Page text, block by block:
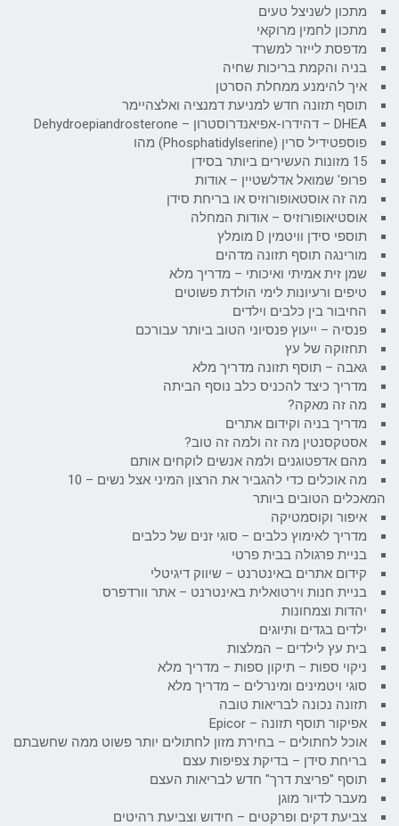
מתכון לשניצל טעים
מתכון לחמין מרוקאי
מדפסת לייזר למשרד
בניה והקמת בריכות שחיה
איך להימנע ממחלת הסרטן
תוסף תזונה חדש למניעת דמנציה ואלצהיימר
DHEA – דהידרו-אפיאנדרוסטרון – Dehydroepiandrosterone
פוספטידיל סרין (Phosphatidylserine) מהו
15 מזונות העשירים ביותר בסידן
פרופ' שמואל אדלשטיין – אודות
מה זה אוסטאופורוזיס או בריחת סידן
אוסטיאופורוזיס – אודות המחלה
תוספי סידן וויטמין D מומלץ
מורינגה תוסף תזונה מדהים
שמן זית אמיתי ואיכותי – מדריך מלא
טיפים ורעיונות לימי הולדת פשוטים
החיבור בין כלבים וילדים
פנסיה – ייעוץ פנסיוני הטוב ביותר עבורכם
תחזוקה של עץ
גאבה – תוסף תזונה מדריך מלא
מדריך כיצד להכניס כלב נוסף הביתה
מה זה מאקה?
מדריך בניה וקידום אתרים
אסטקסנטין מה זה ולמה זה טוב?
מהם אדפטוגנים ולמה אנשים לוקחים אותם
מה אוכלים כדי להגביר את הרצון המיני אצל נשים – 10
המאכלים הטובים ביותר
איפור וקוסמטיקה
מדריך לאימוץ כלבים – סוגי זנים של כלבים
בניית פרגולה בבית פרטי
קידום אתרים באינטרנט – שיווק דיגיטלי
בניית חנות וירטואלית באינטרנט – אתר וורדפרס
יהדות וצמחונות
ילדים בגדים ותיוגים
בית עץ לילדים – המלצות
ניקוי ספות – תיקון ספות – מדריך מלא
סוגי ויטמינים ומינרלים – מדריך מלא
תזונה נכונה לבריאות טובה
אפיקור תוסף תזונה – Epicor
אוכל לחתולים – בחירת מזון לחתולים יותר פשוט ממה שחשבתם
בריחת סידן – בדיקת צפיפות עצם
תוסף "פריצת דרך" חדש לבריאות העצם
מעבר לדיור מוגן
צביעת דקים ופרקטים – חידוש וצביעת רהיטים